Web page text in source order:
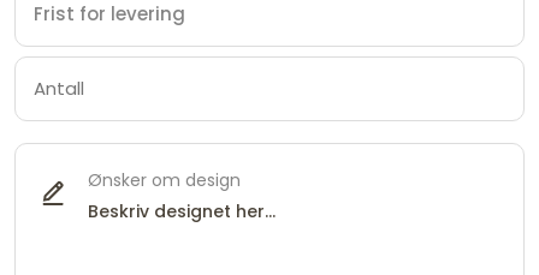
Ønsker om design